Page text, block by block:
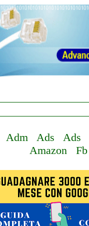
Adm Ads Ads
Amazon
Fb